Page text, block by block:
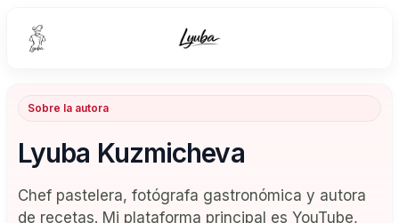
Sobre la autora
Lyuba Kuzmicheva
Chef pastelera, fotógrafa gastronómica y autora
de recetas. Mi plataforma principal es YouTube,